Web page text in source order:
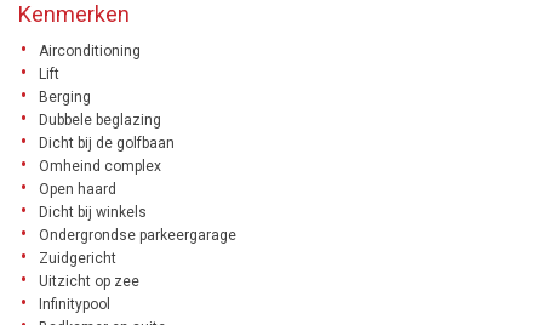
Kenmerken
Airconditioning
Lift
Berging
Dubbele beglazing
Dicht bij de golfbaan
Omheind complex
Open haard
Dicht bij winkels
Ondergrondse parkeergarage
Zuidgericht
Uitzicht op zee
Infinitypool